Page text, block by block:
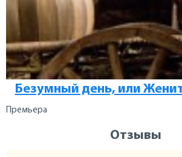
Безумный день, или
Премьера
Отзывы